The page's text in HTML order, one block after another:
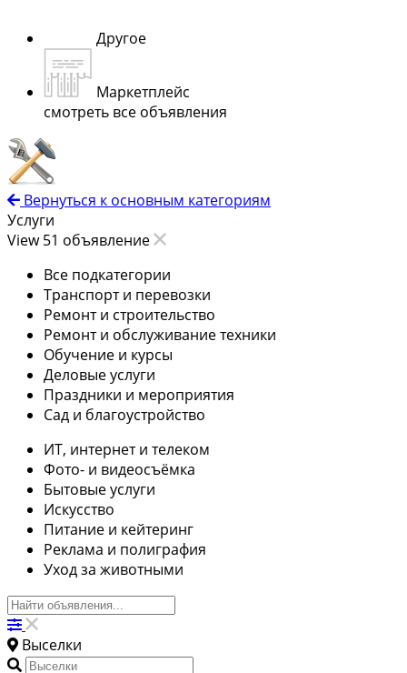
Другое
Маркетплейс
смотреть все объявления
Вернуться к основным категориям
Услуги
View 51 объявление
Все подкатегории
Транспорт и перевозки
Ремонт и строительство
Ремонт и обслуживание техники
Обучение и курсы
Деловые услуги
Праздники и мероприятия
Сад и благоустройство
ИТ, интернет и телеком
Фото- и видеосъёмка
Бытовые услуги
Искусство
Питание и кейтеринг
Реклама и полиграфия
Уход за животными
Выселки